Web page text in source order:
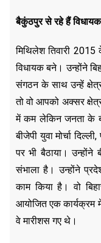
बैकुंठपुर से रहे हैं विधायक
मिथिलेश तिवारी
विधायक बने। उन्होंने
संगठन के साथ उन्हें
तो वो आपको अक्सर
में कम लेकिन जनता के
बीजेपी युवा मोर्चा
पर भी बैठाया। उन्होंने
संभाला है। उन्होंने
काम किया है। वो
आयोजित एक कार्यक्रम
वे मारीशस गए थे।